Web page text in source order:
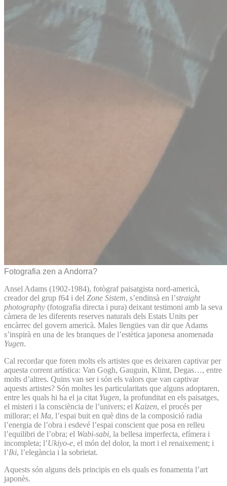
Fotografia zen a Andorra?
Ansel Adams (1902-1984), fotògraf paisatgista nord-americà,
creador del grup f64 i del Zone Sistem, s’endinsà en l’straight
photography (fotografia directa i pura) deixant testimoni amb la seva
càmera de les diferents reserves naturals dels Estats Units per
encàrrec del govern americà. Males llengües van dir que Adams
s’inspirà en una de les branques de l’estètica japonesa anomenada
Yugen.
Cal recordar que foren molts els artistes que es deixaren captivar per
aquesta corrent artística: Van Gogh, Gauguin, Klimt, Degas…, entre
molts d’altres. Quins van ser i són els valors que van captivar
aquests artistes? Són moltes les particularitats que alguns adoptaren,
entre les quals hi ha el ja citat Yugen, la profunditat en els paisatges,
el misteri i la consciència de l’univers; el Kaizen, el procés per
millorar; el Ma, l’espai buit en què dins de la composició radia
l’energia de l’obra i esdevé l’espai conscient que posa en relleu
l’equilibri de l’obra; el Wabi-sabi, la bellesa imperfecta, efímera i
incompleta; l’Ukiyo-e, el món del dolor, la mort i el renaixement; i
l’Iki, l’elegància i la sobrietat.
Aquests són alguns dels principis en els quals es fonamenta l’art
japonès.